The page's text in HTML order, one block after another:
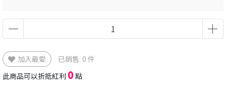
加入最愛
已銷售: 0 件
此商品可以折抵紅利 0 點